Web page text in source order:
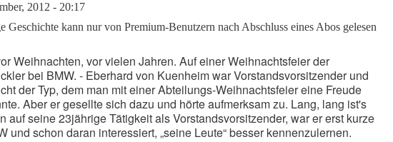
2012 - 20:17
Geschichte kann nur von Premium-Benutzern nach Abschluss eines Abos gelesen
Weihnachten, vor vielen Jahren. Auf einer Weihnachtsfeier der
bei BMW. - Eberhard von Kuenheim war Vorstandsvorsitzender und
der Typ, dem man mit einer Abteilungs-Weihnachtsfeier eine Freude
Aber er gesellte sich dazu und hörte aufmerksam zu. Lang, lang ist's
auf seine 23jährige Tätigkeit als Vorstandsvorsitzender, war er erst kurze
und schon daran interessiert, „seine Leute“ besser kennenzulernen.